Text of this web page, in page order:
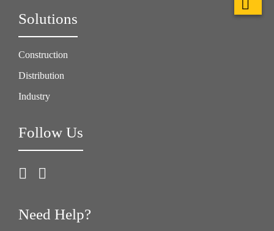
Solutions
Construction
Distribution
Industry
Follow Us
Need Help?